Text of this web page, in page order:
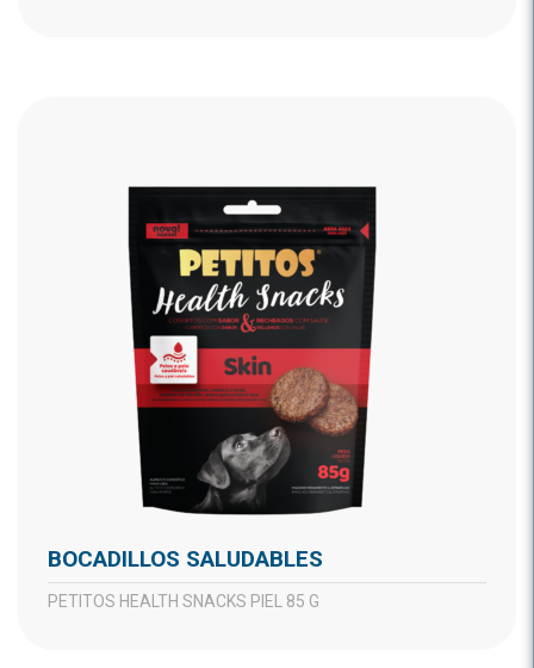
BOCADILLOS SALUDABLES
PETITOS HEALTH SNACKS PIEL 85 G